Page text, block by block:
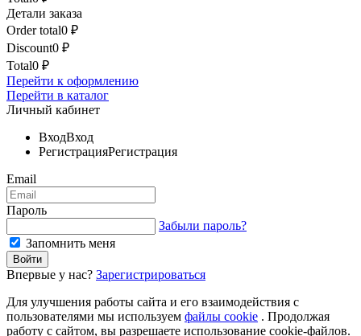
Детали заказа
Order total0 ₽
Discount0 ₽
Total0 ₽
Перейти к оформлению
Перейти в каталог
Личный кабинет
ВходВход
РегистрацияРегистрация
Email
Пароль
Забыли пароль?
Запомнить меня
Впервые у нас? Зарегистрироваться
Для улучшения работы сайта и его взаимодействия с
пользователями мы используем файлы cookie . Продолжая
работу с сайтом, вы разрешаете использование cookie-файлов.